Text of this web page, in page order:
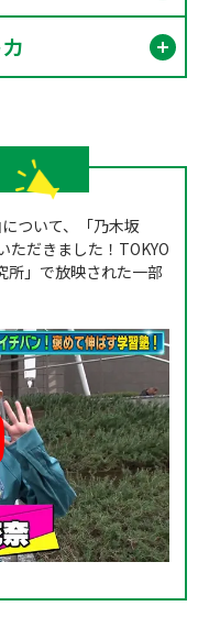
ついて、「乃木坂
ただきました！TOKYO
所」で放映された一部